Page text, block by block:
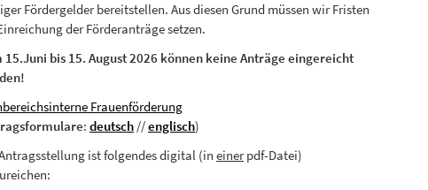
Fördergelder bereitstellen. Aus diesen Grund müssen wir Fristen
der Förderanträge setzen.
15.Juni bis 15. August 2026 können keine Anträge eingereicht
Frauenförderung
:deutsch //englisch)
ist folgendes digital (ineinerpdf-Datei)